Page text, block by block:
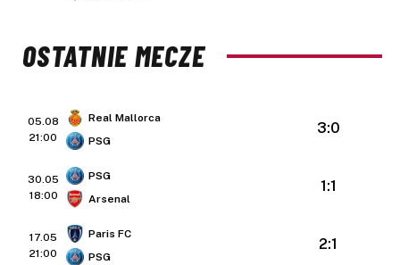
OSTATNIE MECZE
05.08
21:00
Real Mallorca
PSG
3:0
30.05
18:00
PSG
Arsenal
1:1
17.05
21:00
Paris FC
PSG
2:1